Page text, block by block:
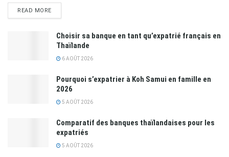
READ MORE
Choisir sa banque en tant qu’expatrié français en
Thaïlande
6 AOÛT 2026
Pourquoi s’expatrier à Koh Samui en famille en
2026
5 AOÛT 2026
Comparatif des banques thaïlandaises pour les
expatriés
5 AOÛT 2026